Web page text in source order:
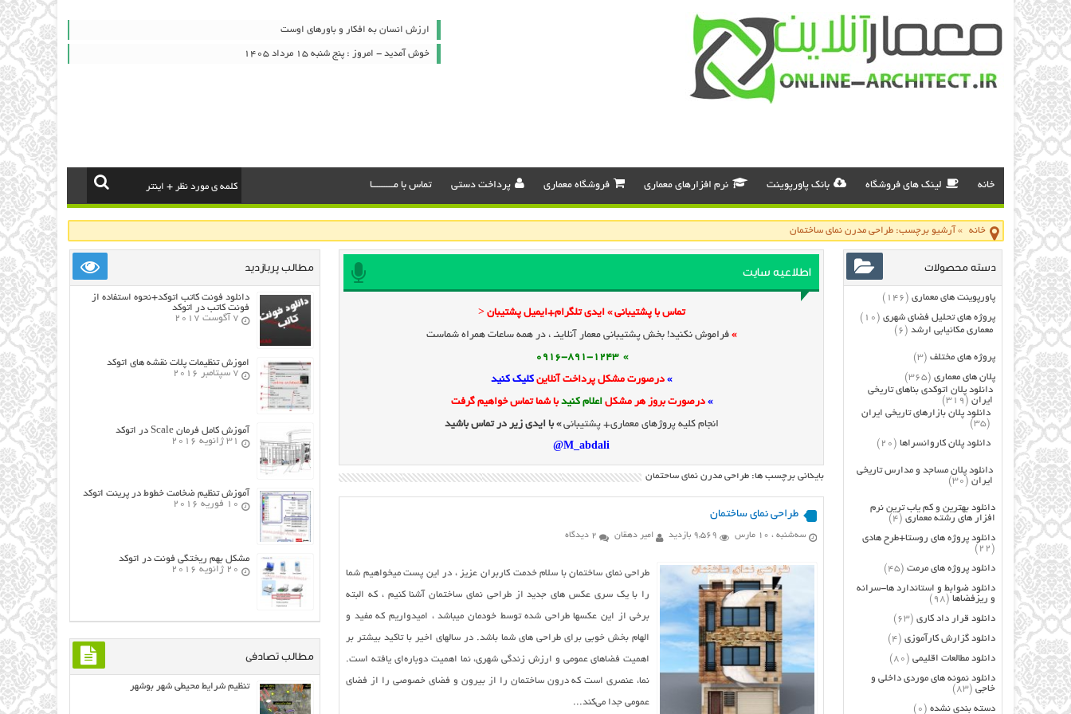
ارزش انسان به افکار و باورهای اوست
خوش آمدید - امروز : پنج شنبه ۱۵ مرداد ۱۴۰۵
خانه لینک های فروشگاه بانک پاورپوینت نرم افزارهای معماری فروشگاه معماری پرداخت دستی تماس با مـــــــــا
خانه » آرشیو برچسب: طراحی مدرن نمای ساختمان
اطلاعیه سایت
تماس با پشتیبانی » ایدی تلگرام+ایمیل پشتیبان <
» فراموش نکنید! بخش پشتیبانی معمار آنلاینـ ، در همه ساعات همراه شماست
» 0916-891-1243
»درصورت مشکل پرداخت آنلاین کلیک کنید
» درصورت بروز هر مشکلاعلام کنیدبا شما تماس خواهیم گرفت
انجام کلیه پروژهای معماری+ پشتیبانی» با ایدی زیر در تماس باشید
M_abdali@
بایگانی برچسب ها: طراحی مدرن نمای ساختمان
طراحی نمای ساختمان
سه‌شنبه ، 10 مارس 9,569 بازدید امیر دهقان 2 دیدگاه
طراحی نمای ساختمان با سلام خدمت کاربران عزیز ، در این پست میخواهیم شما
را با یک سری عکس های جدید از طراحی نمای ساختمان آشنا کنیم ، که البته
برخی از این عکسها طراحی شده توسط خودمان میباشد ، امیدواریم که مفید و
الهام بخش خوبی برای طراحی های شما باشد. در سالهای اخیر با تاکید بیشتر بر
اهميت فضاهاي عمومي و ارزش زندگي شهري، نما اهميت دوباره‌اي يافته است.
نما، عنصري است كه درون ساختمان را از بيرون و فضای خصوصی را از فضاي
عمومي جدا مي‌كند...
دسته محصولات
پاورپوینت های معماری (146)
پروژه های تحلیل فضای شهری (10)
معماری مکانیابی ارشد (6)
پروژه های مختلف (3)
پلان های معماری (365)
دانلود پلان اتوکدی بناهای تاریخی
ایران (319)
دانلود پلان بازارهای تاریخی ایران
(35)
دانلود پلان کاروانسراها (20)
دانلود پلان مساجد و مدارس تاریخی
ایران (30)
دانلود بهترین و کم یاب ترین نرم
افزار های رشته معماری (4)
دانلود پروژه های روستا+طرح هادی
(22)
دانلود پروژه های مرمت (45)
دانلود ضوابط و استاندارد ها-سرانه
و ریزفضاها (98)
دانلود قرار داد کاری (63)
دانلود گزارش کارآموزی (4)
دانلود مطالعات اقلیمی (80)
دانلود نمونه های موردی داخلی و
خاجی (83)
دسته بندی نشده (0)
مطالب پربازدید
دانلود فونت کاتب اتوکد+نحوه استفاده از
فونت کاتب در اتوکد
7 آگوست 2017
اموزش تنظیمات پلات نقشه های اتوکد
7 سپتامبر 2016
آموزش کامل فرمان Scale در اتوکد
31 ژانویه 2016
آموزش تنظیم ضخامت خطوط در پرینت اتوکد
10 فوریه 2016
مشکل بهم ریختگی فونت در اتوکد
20 ژانویه 2016
مطالب تصادفی
تنظیم شرایط محیطی شهر بوشهر